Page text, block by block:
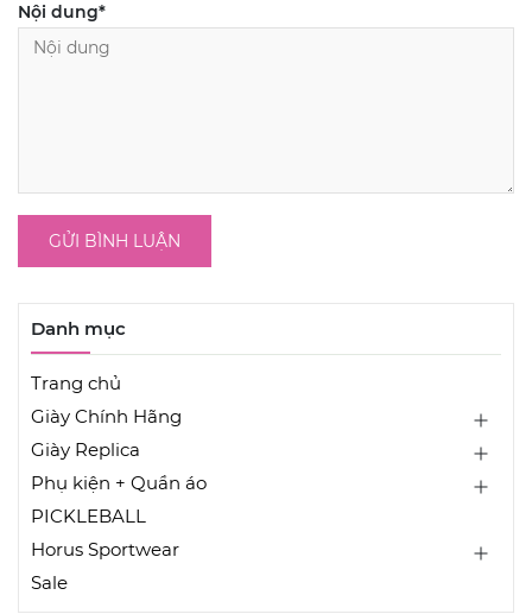
Nội dung*
GỬI BÌNH LUẬN
Danh mục
Trang chủ
Giày Chính Hãng
Giày Replica
Phụ kiện + Quần áo
PICKLEBALL
Horus Sportwear
Sale